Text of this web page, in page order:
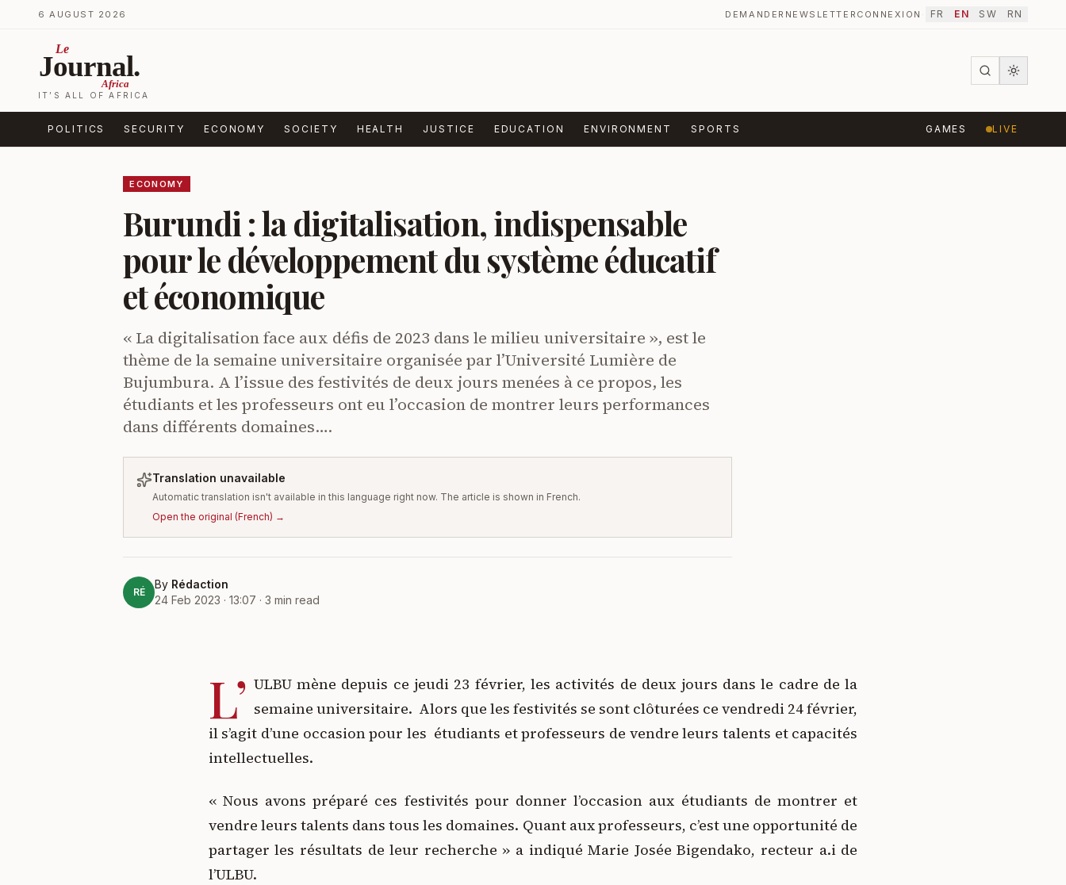
Skip to content
6 AUGUST 2026 DEMANDER NEWSLETTER CONNEXION · FR EN SW RN
Le
Journal.
Africa
IT’S ALL OF AFRICA
POLITICS SECURITY ECONOMY SOCIETY HEALTH JUSTICE EDUCATION ENVIRONMENT SPORTS GAMES LIVE
ECONOMY
Burundi : la digitalisation, indispensable
pour le développement du système éducatif
et économique
« La digitalisation face aux défis de 2023 dans le milieu universitaire », est le
thème de la semaine universitaire organisée par l’Université Lumière de
Bujumbura. A l’issue des festivités de deux jours menées à ce propos, les
étudiants et les professeurs ont eu l’occasion de montrer leurs performances
dans différents domaines….
Translation unavailable
Automatic translation isn't available in this language right now. The article is shown in French.
Open the original (French) →
RÉ
By Rédaction
24 Feb 2023 · 13:07 ·3 min read
L’ ULBU mène depuis ce jeudi 23 février, les activités de deux jours dans le cadre de la
semaine universitaire. Alors que les festivités se sont clôturées ce vendredi 24 février,
il s’agit d’une occasion pour les étudiants et professeurs de vendre leurs talents et capacités
intellectuelles.
« Nous avons préparé ces festivités pour donner l’occasion aux étudiants de montrer et
vendre leurs talents dans tous les domaines. Quant aux professeurs, c’est une opportunité de
partager les résultats de leur recherche » a indiqué Marie Josée Bigendako, recteur a.i de
l’ULBU.